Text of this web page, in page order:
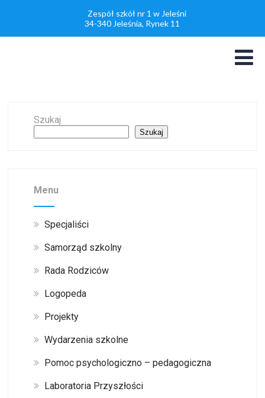
Zespół szkół nr 1 w Jeleśni
34-340 Jeleśnia, Rynek 11
Szukaj
Szukaj
Menu
Specjaliści
Samorząd szkolny
Rada Rodziców
Logopeda
Projekty
Wydarzenia szkolne
Pomoc psychologiczno – pedagogiczna
Laboratoria Przyszłości